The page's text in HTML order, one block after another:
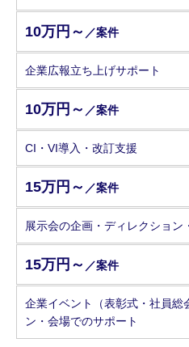
10万円～ ／案件
企業広報立ち上げサポート
10万円～ ／案件
CI・VI導入・改訂支援
15万円～ ／案件
展示会の企画・ディレクション
15万円～ ／案件
企業イベント（表彰式・社員総
ン・会場でのサポート